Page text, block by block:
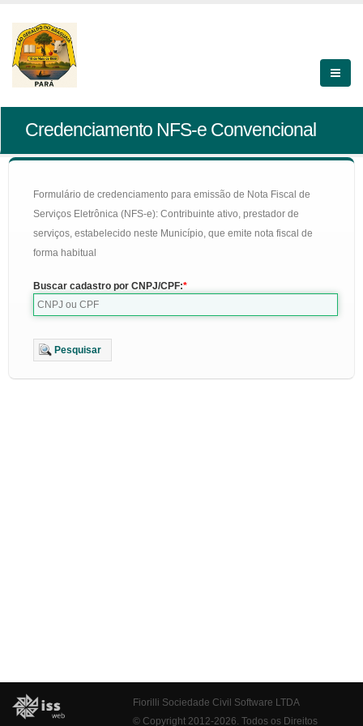
Credenciamento NFS-e Convencional
Formulário de credenciamento para emissão de Nota Fiscal de
Serviços Eletrônica (NFS-e): Contribuinte ativo, prestador de
serviços, estabelecido neste Município, que emite nota fiscal de
forma habitual
Buscar cadastro por CNPJ/CPF:
Pesquisar
Fiorilli Sociedade Civil Software LTDA
© Copyright 2012-2026. Todos os Direitos